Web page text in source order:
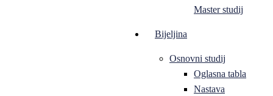
Master studij
Bijeljina
Osnovni studij
Oglasna tabla
Nastava